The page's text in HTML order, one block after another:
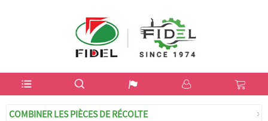
COMBINER LES PIÈCES DE RÉCOLTE